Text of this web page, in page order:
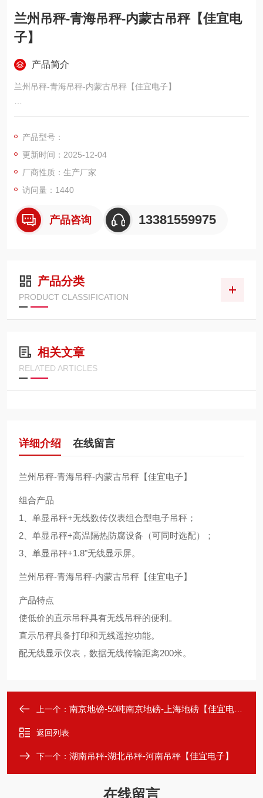
兰州吊秤-青海吊秤-内蒙古吊秤【佳宜电
子】
产品简介
兰州吊秤-青海吊秤-内蒙古吊秤【佳宜电子】
组合产品
2、单显吊秤+高温隔热防腐设备（可同时选配）；
3、单显吊秤+1.8“无线显示屏。
产品型号：
更新时间：2025-12-04
厂商性质：生产厂家
访问量：1440
产品咨询 13381559975
产品分类
PRODUCT CLASSIFICATION
相关文章
RELATED ARTICLES
详细介绍 在线留言
兰州吊秤-青海吊秤-内蒙古吊秤【佳宜电子】
组合产品
1、单显吊秤+无线数传仪表组合型电子吊秤；
2、单显吊秤+高温隔热防腐设备（可同时选配）；
3、单显吊秤+1.8"无线显示屏。
兰州吊秤-青海吊秤-内蒙古吊秤【佳宜电子】
产品特点
使低价的直示吊秤具有无线吊秤的便利。
直示吊秤具备打印和无线遥控功能。
配无线显示仪表，数据无线传输距离200米。
上一个： 南京地磅-50吨南京地磅-上海地磅【佳宜电子】
返回列表
下一个： 湖南吊秤-湖北吊秤-河南吊秤【佳宜电子】
在线留言